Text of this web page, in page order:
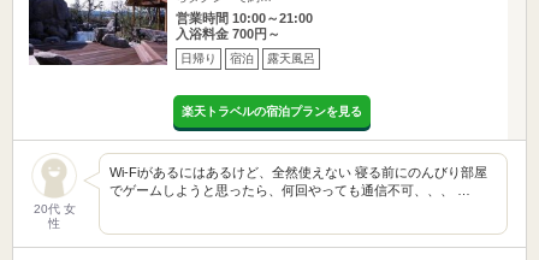
営業時間 10:00～21:00
入浴料金 700円～
日帰り 宿泊 露天風呂
楽天トラベルの宿泊プランを見る
20代 女
性
Wi-Fiがあるにはあるけど、全然使えない 寝る前にのんびり部屋
でゲームしようと思ったら、何回やっても通信不可、、、 …